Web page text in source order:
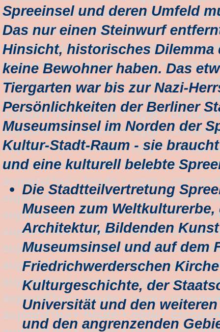
Spreeinsel und deren Umfeld
Das nur einen Steinwurf
Hinsicht, historisches Dilemma
keine Bewohner haben. Das
Tiergarten war bis zur Nazi-
Persönlichkeiten der Berliner
Museumsinsel im Norden der
Kultur-Stadt-Raum - sie
und eine kulturell belebte
Die Stadtteilvertretung
Museen zum
Architektur, Bildenden
Museumsinsel und auf dem
Friedrichwerderschen
Kulturgeschichte, der
Universität und den
und den angrenzenden